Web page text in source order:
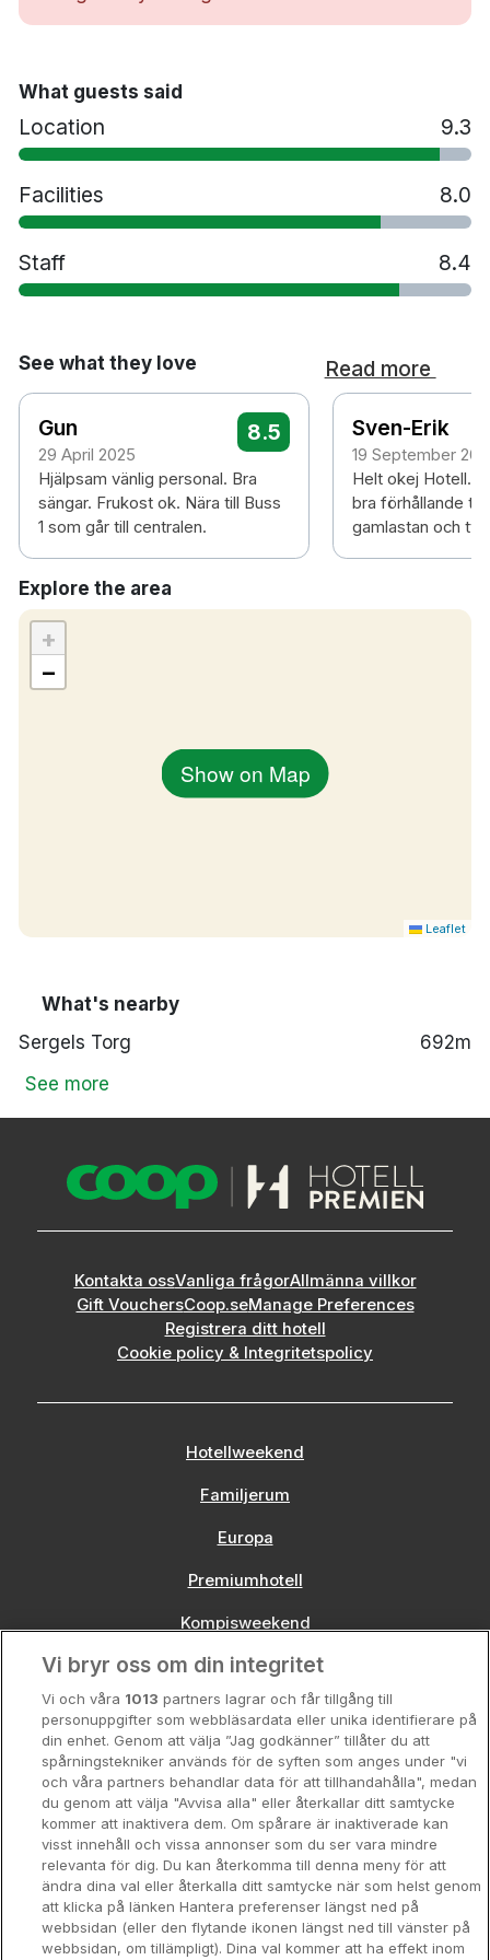
Dubbelrum
Gratis WiFi
TV
Värdeskåp
Skrivbord
Hårtork
Strykrum
Parkering mot en avgift (måste förbokas)
Rökfritt
tunnelbanestation
17 minuters promenad till Stockholm
18 minuters promenad till Gamla Stan
30 minuters promenad till Djurgården
37 minuters bilresa till Arlanda flygplats
What guests said
Location 9.3
Facilities 8.0
Staff 8.4
See what they love Read more
Gun
29 April 2025
8.5
Hjälpsam vänlig personal. Bra
sängar. Frukost ok. Nära till Buss
1 som går till centralen.
Sven-Erik
19 September
Helt okej Hotell.
bra förhållande till
gamlastan och
Explore the area
Show on Map
+
−
Leaflet
What's nearby
Sergels Torg
692m
See more
Kontakta ossVanliga frågorAllmänna villkor
Gift VouchersCoop.seManage Preferences
Registrera ditt hotell
Cookie policy & Integritetspolicy
Hotellweekend
Familjerum
Europa
Premiumhotell
Kompisweekend
Storstadsweekend
Hotellrum under 995 kr
Spahotell
Sydsverige
Om Hotellpremien
Nya hotell
Stadsweekend
Vi bryr oss om din integritet
Vi och våra 1013 partners lagrar och får tillgång till
personuppgifter som webbläsardata eller unika identifierare på
din enhet. Genom att välja ”Jag godkänner” tillåter du att
spårningstekniker används för de syften som anges under "vi
och våra partners behandlar data för att tillhandahålla", medan
du genom att välja "Avvisa alla" eller återkallar ditt samtycke
kommer att inaktivera dem. Om spårare är inaktiverade kan
visst innehåll och vissa annonser som du ser vara mindre
relevanta för dig. Du kan återkomma till denna meny för att
ändra dina val eller återkalla ditt samtycke när som helst genom
att klicka på länken Hantera preferenser längst ned på
webbsidan (eller den flytande ikonen längst ned till vänster på
webbsidan, om tillämpligt). Dina val kommer att ha effekt inom